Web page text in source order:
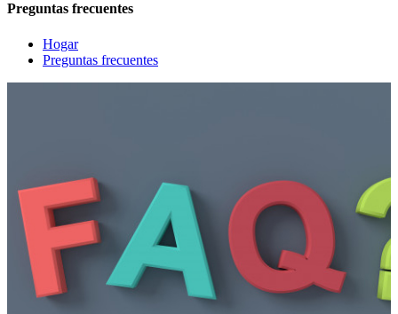
Preguntas frecuentes
Hogar
Preguntas frecuentes